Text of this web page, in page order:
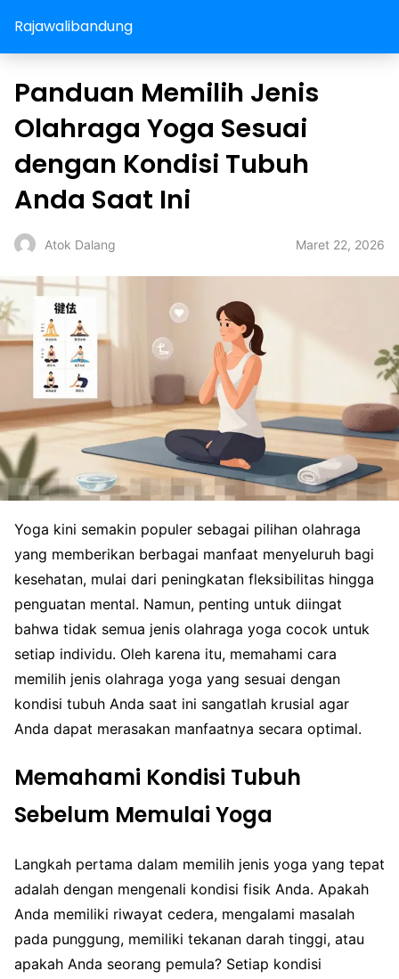
Rajawalibandung
Panduan Memilih Jenis
Olahraga Yoga Sesuai
dengan Kondisi Tubuh
Anda Saat Ini
Atok Dalang Maret 22, 2026
Yoga kini semakin populer sebagai pilihan olahraga
yang memberikan berbagai manfaat menyeluruh bagi
kesehatan, mulai dari peningkatan fleksibilitas hingga
penguatan mental. Namun, penting untuk diingat
bahwa tidak semua jenis olahraga yoga cocok untuk
setiap individu. Oleh karena itu, memahami cara
memilih jenis olahraga yoga yang sesuai dengan
kondisi tubuh Anda saat ini sangatlah krusial agar
Anda dapat merasakan manfaatnya secara optimal.
Memahami Kondisi Tubuh
Sebelum Memulai Yoga
Langkah pertama dalam memilih jenis yoga yang tepat
adalah dengan mengenali kondisi fisik Anda. Apakah
Anda memiliki riwayat cedera, mengalami masalah
pada punggung, memiliki tekanan darah tinggi, atau
apakah Anda seorang pemula? Setiap kondisi